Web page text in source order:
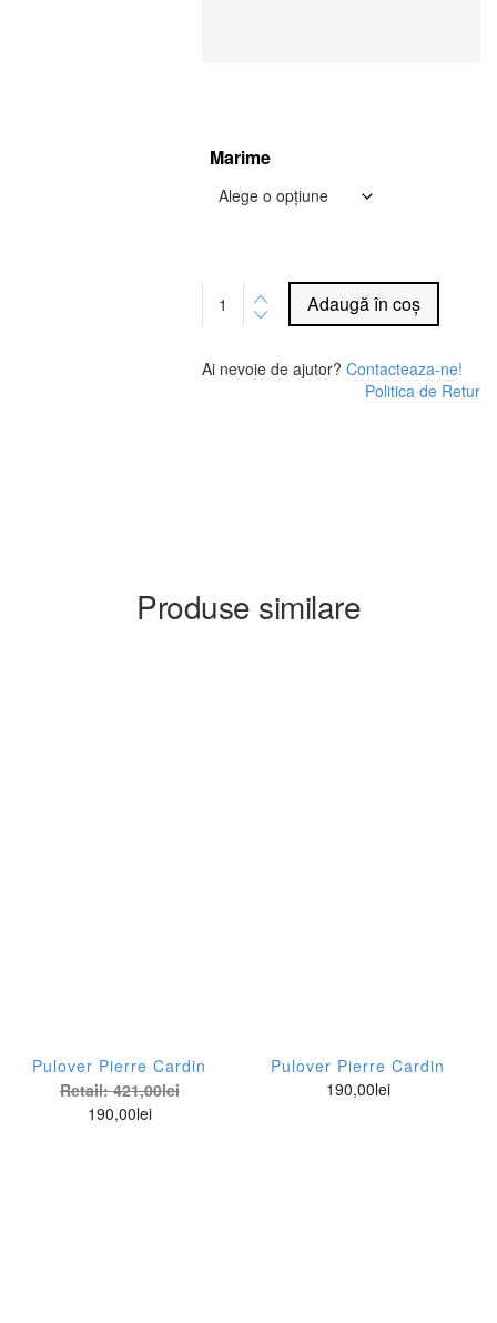
Marime
Adaugă în coș
Ai nevoie de ajutor?Contacteaza-ne!
Politica de Retur
Produse similare
Pulover Pierre Cardin
Retail:421,00lei
190,00lei
Pulover Pierre Cardin
190,00lei